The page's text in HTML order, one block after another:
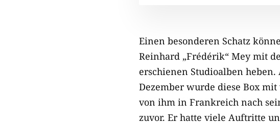
Einen besonderen Schatz
Reinhard „Frédérik“ Mey mit
erschienen Studioalben
Dezember wurde diese Box
von ihm in Frankreich nach
zuvor. Er hatte viele Auftritte